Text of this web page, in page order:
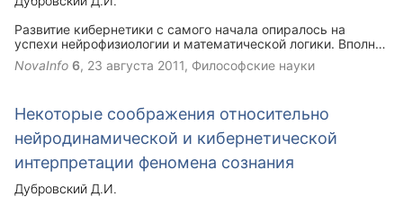
здоровья поэтому с необходимостью включают и
уже у самых истоков медицины.
Развитие кибернетики с самого начала опиралось на
успехи нейрофизиологии и математической логики. Вполне
естественно, что углубляющееся исследование принципов
и конкретных путей моделирования функций нервной
логики с нейрофизиологией и постепенно выдвинуло в
общем виде проблему соотношения физиологического и
логического. Эта проблема, конечно, не может быть
замкнута в кибернетической сфере; она тесно связана с
потребностями большого комплекса наук и имеет ряд
важных философских аспектов.
NovaInfo 6, 23 августа 2011, Философские науки
Некоторые соображения относительно
нейродинамической и кибернетической
интерпретации феномена сознания
Дубровский Д.И.